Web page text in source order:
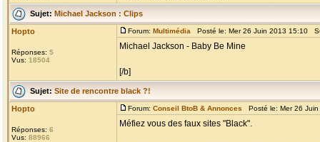
Sujet: Michael Jackson : Clips
Hopto
Réponses: 5
Vus: 18504
Forum: Multimédia Posté le: Mer 26 Juin 2013 15:10
Michael Jackson - Baby Be Mine
[/b]
Sujet: Site de rencontre black ?!
Hopto
Réponses: 6
Vus: 88966
Forum: Conseil BtoB & Annonces Posté le: Mer 26
Méfiez vous des faux sites "Black".